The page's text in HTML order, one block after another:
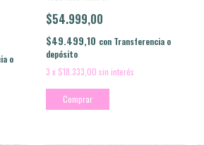
o
$54.999,00
$49.499,10 con Transferencia o
depósito
3 x $18.333,00 sin interés
Comprar